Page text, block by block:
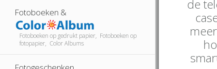
Fotoboeken &
Fotoboeken op gedrukt papier, Fotoboeken op
fotopapier, Color Albums
de